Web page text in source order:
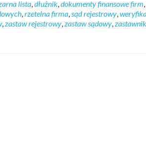
lista,dłużnik,dokumenty finansowe firm,
,rzetelna firma,sąd rejestrowy,
,zastaw rejestrowy,zastaw sądowy,zastawnik